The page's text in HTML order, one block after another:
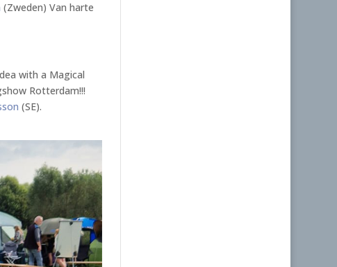
(Zweden) Van harte
with a Magical
Rotterdam!!!
(SE).